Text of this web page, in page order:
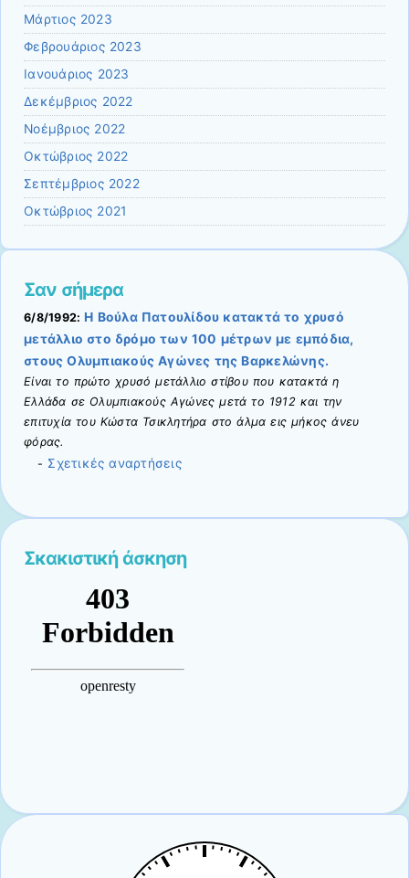
Μάρτιος 2023
Φεβρουάριος 2023
Ιανουάριος 2023
Δεκέμβριος 2022
Νοέμβριος 2022
Οκτώβριος 2022
Σεπτέμβριος 2022
Οκτώβριος 2021
Σαν σήμερα
6/8/1992: Η Βούλα Πατουλίδου κατακτά το χρυσό
μετάλλιο στο δρόμο των 100 μέτρων με εμπόδια,
στους Ολυμπιακούς Αγώνες της Βαρκελώνης.
Είναι το πρώτο χρυσό μετάλλιο στίβου που κατακτά η
Ελλάδα σε Ολυμπιακούς Αγώνες μετά το 1912 και την
επιτυχία του Κώστα Τσικλητήρα στο άλμα εις μήκος άνευ
φόρας.
- Σχετικές αναρτήσεις
Σκακιστική άσκηση